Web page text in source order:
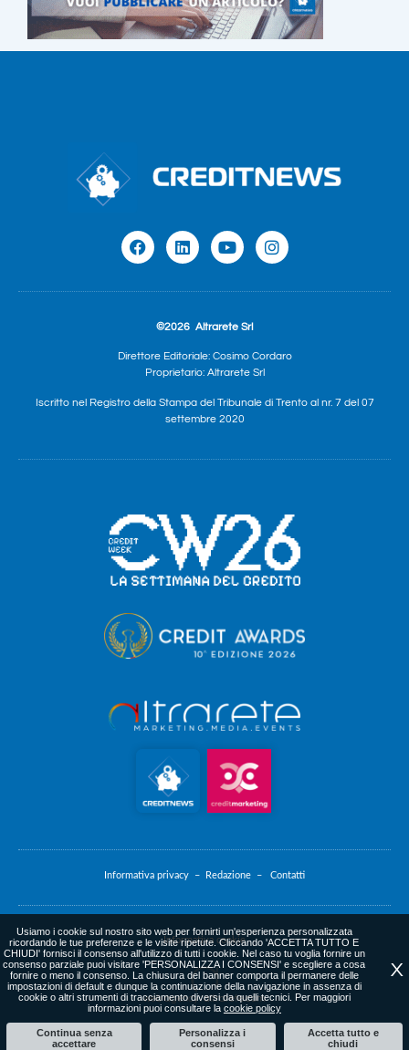
©2026 Altrarete Srl
Direttore Editoriale: Cosimo Cordaro
Proprietario: Altrarete Srl
Iscritto nel Registro della Stampa del Tribunale di Trento al nr. 7 del 07
settembre 2020
Informativa privacy – Redazione – Contatti
Informativa cookie
web agency: altrarete.com
X
Usiamo i cookie sul nostro sito web per fornirti un'esperienza personalizzata
ricordando le tue preferenze e le visite ripetute. Cliccando 'ACCETTA TUTTO E
CHIUDI' fornisci il consenso all'utilizzo di tutti i cookie. Nel caso tu voglia fornire un
consenso parziale puoi visitare 'PERSONALIZZA I CONSENSI' e scegliere a cosa
fornire o meno il consenso. La chiusura del banner comporta il permanere delle
impostazioni di default e dunque la continuazione della navigazione in assenza di
cookie o altri strumenti di tracciamento diversi da quelli tecnici. Per maggiori
informazioni puoi consultare la cookie policy
Continua senza
accettare
Personalizza i
consensi
Accetta tutto e
chiudi